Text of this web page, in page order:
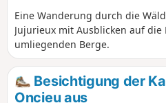
Eine Wanderung durch die
Jujurieux mit Ausblicken auf die
umliegenden Berge.
Besichtigung der
Oncieu aus